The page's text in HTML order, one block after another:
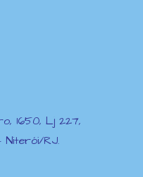
1650, Lj 227,
Niterói/RJ.